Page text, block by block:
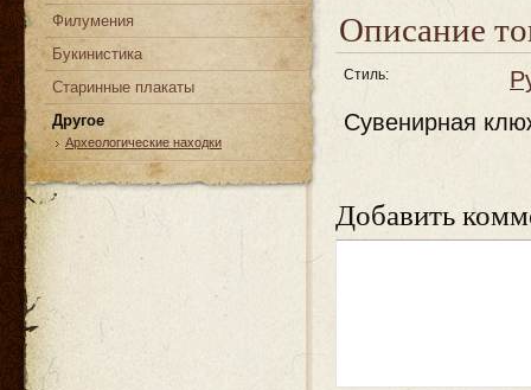
Филумения
Букинистика
Старинные плакаты
Другое
Археологические находки
Описание
Стиль:
Сувенирная
Добавить